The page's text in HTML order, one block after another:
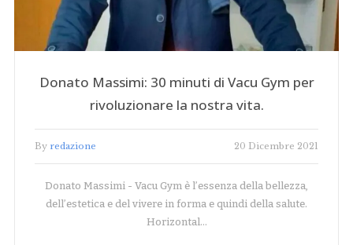
Donato Massimi: 30 minuti di Vacu Gym per
rivoluzionare la nostra vita.
By redazione 20 Dicembre 2021
Donato Massimi - Vacu Gym è l’essenza della bellezza,
dell’estetica e del vivere in forma e quindi della salute.
Horizontal…